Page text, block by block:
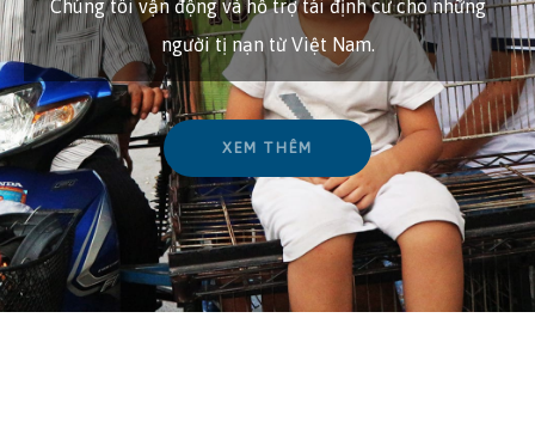
Chúng tôi vận động và hỗ trợ tái định cư cho những
người tị nạn từ Việt Nam.
XEM THÊM